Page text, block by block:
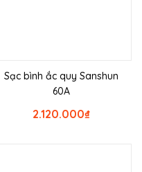
Sạc bình ắc quy Sanshun
60A
₫
2.120.000